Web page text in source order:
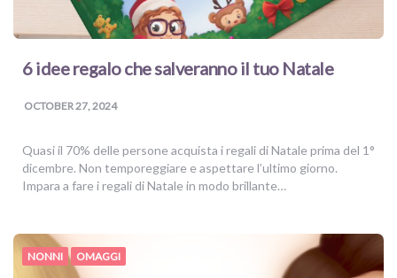
6 idee regalo che salveranno il tuo Natale
OCTOBER 27, 2024
Quasi il 70% delle persone acquista i regali di Natale prima del 1°
dicembre. Non temporeggiare e aspettare l’ultimo giorno.
Impara a fare i regali di Natale in modo brillante…
NONNI OMAGGI